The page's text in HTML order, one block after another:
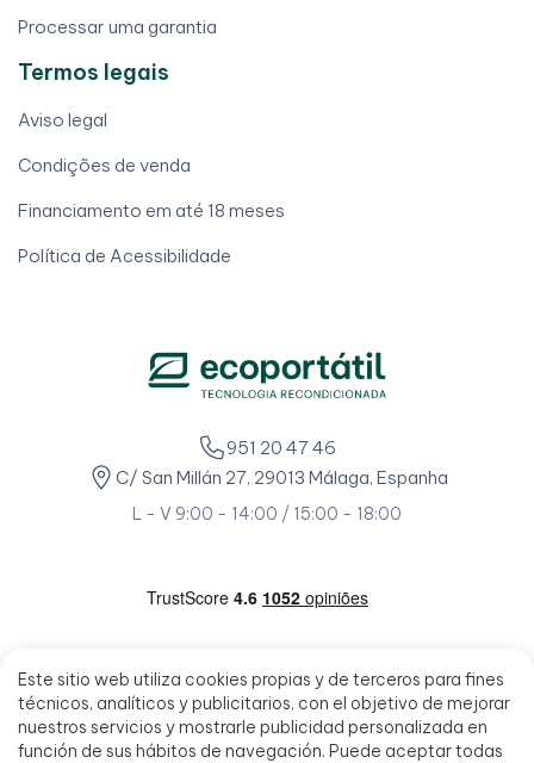
Este sitio web utiliza cookies propias y de terceros para fines
técnicos, analíticos y publicitarios, con el objetivo de mejorar
nuestros servicios y mostrarle publicidad personalizada en
función de sus hábitos de navegación. Puede aceptar todas
Processar uma garantia
Termos legais
Aviso legal
Condições de venda
Financiamento em até 18 meses
Política de Acessibilidade
951 20 47 46
C/ San Millán 27, 29013 Málaga, Espanha
L - V 9:00 - 14:00 / 15:00 - 18:00